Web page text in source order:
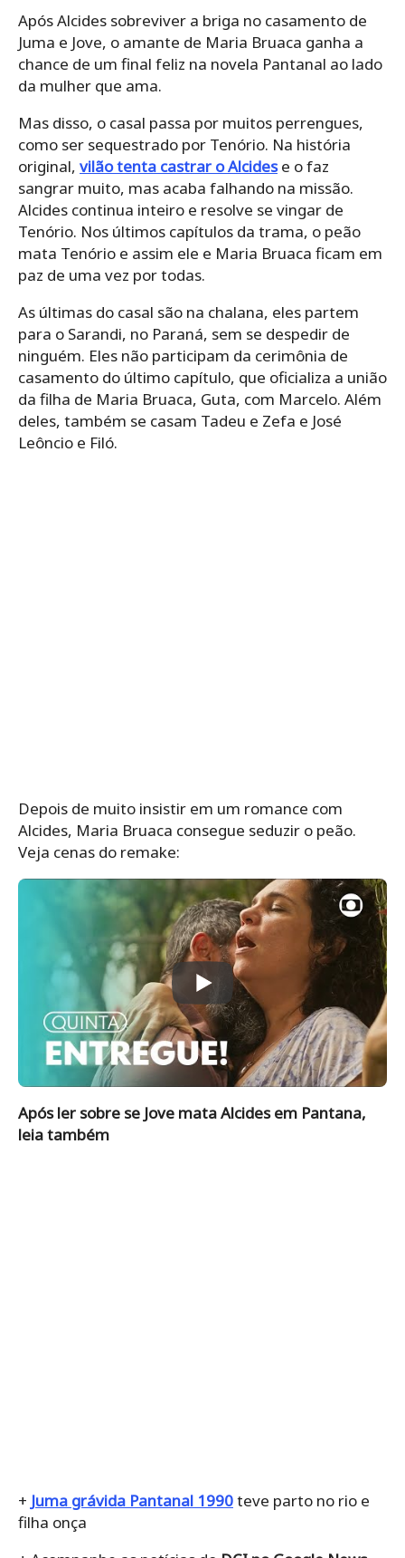
Após Alcides sobreviver a briga no casamento de
Juma e Jove, o amante de Maria Bruaca ganha a
chance de um final feliz na novela Pantanal ao lado
da mulher que ama.
Mas disso, o casal passa por muitos perrengues,
como ser sequestrado por Tenório. Na história
original, vilão tenta castrar o Alcidese o faz
sangrar muito, mas acaba falhando na missão.
Alcides continua inteiro e resolve se vingar de
Tenório. Nos últimos capítulos da trama, o peão
mata Tenório e assim ele e Maria Bruaca ficam em
paz de uma vez por todas.
As últimas do casal são na chalana, eles partem
para o Sarandi, no Paraná, sem se despedir de
ninguém. Eles não participam da cerimônia de
casamento do último capítulo, que oficializa a união
da filha de Maria Bruaca, Guta, com Marcelo. Além
deles, também se casam Tadeu e Zefa e José
Leôncio e Filó.
Depois de muito insistir em um romance com
Alcides, Maria Bruaca consegue seduzir o peão.
Veja cenas do remake:
Após ler sobre se Jove mata Alcides em Pantana,
leia também
+ Juma grávida Pantanal 1990teve parto no rio e
filha onça